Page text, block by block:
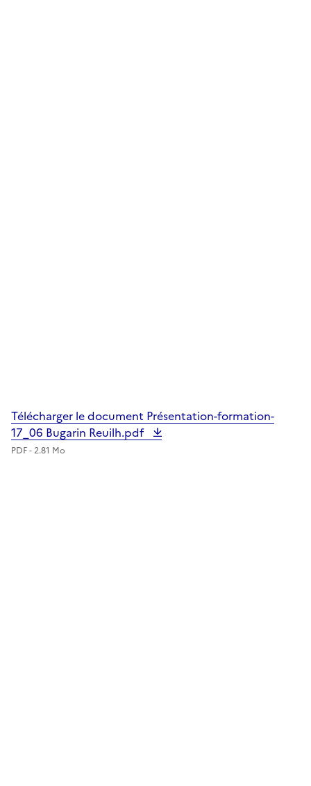
Télécharger le document Présentation-formation-
17_06 Bugarin Reuilh.pdf
PDF - 2.81 Mo